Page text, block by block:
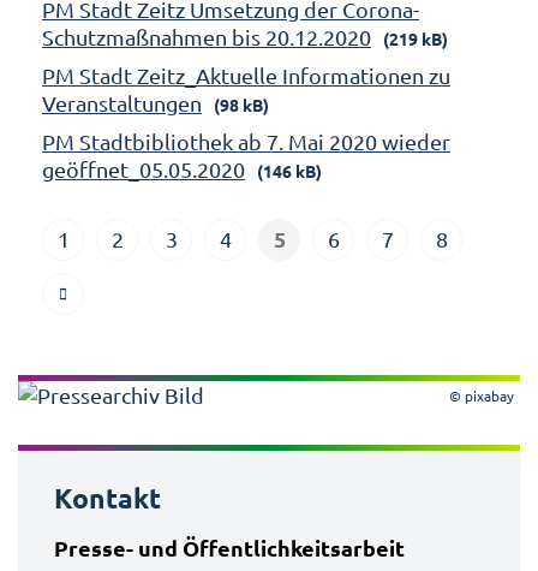
PM Stadt Zeitz Umsetzung der Corona-
Schutzmaßnahmen bis 20.12.2020
(219 kB)
PM Stadt Zeitz_Aktuelle Informationen zu
Veranstaltungen
(98 kB)
PM Stadtbibliothek ab 7. Mai 2020 wieder
geöffnet_05.05.2020
(146 kB)
1 2 3 4 5 6 7 8
© pixabay
Kontakt
Presse- und Öffentlichkeitsarbeit